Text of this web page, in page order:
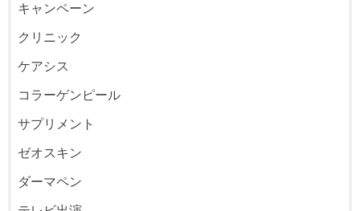
キャンペーン
クリニック
ケアシス
コラーゲンピール
サプリメント
ゼオスキン
ダーマペン